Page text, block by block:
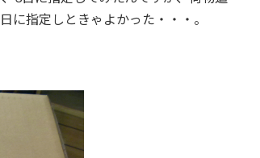
に指定しときゃよかった・・・。